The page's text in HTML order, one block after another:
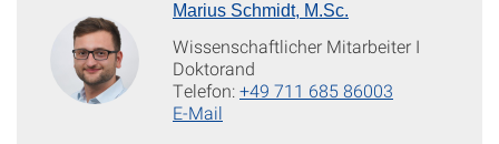
Marius Schmidt, M.Sc.
Wissenschaftlicher Mitarbeiter I
Doktorand
Telefon:+49 711 685 86003
E-Mail